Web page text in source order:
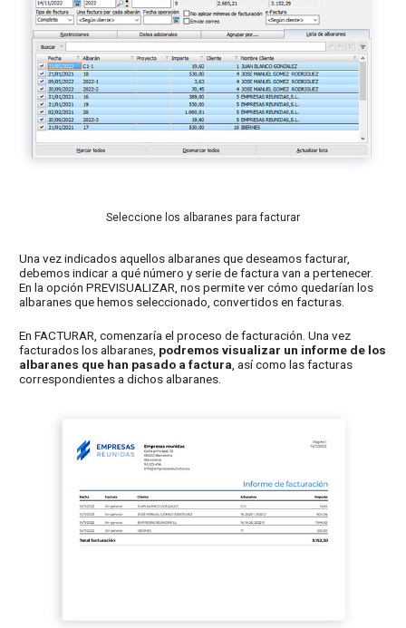
Seleccione los albaranes para facturar
Una vez indicados aquellos albaranes que deseamos facturar,
debemos indicar a qué número y serie de factura van a pertenecer.
En la opción PREVISUALIZAR, nos permite ver cómo quedarían los
albaranes que hemos seleccionado, convertidos en facturas.
En FACTURAR, comenzaría el proceso de facturación. Una vez
facturados los albaranes, podremos visualizar un informe de los
albaranes que han pasado a factura, así como las facturas
correspondientes a dichos albaranes.